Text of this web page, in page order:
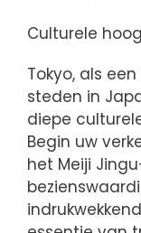
Culturele
Tokyo, als
steden in
diepe
Begin uw
het Meiji